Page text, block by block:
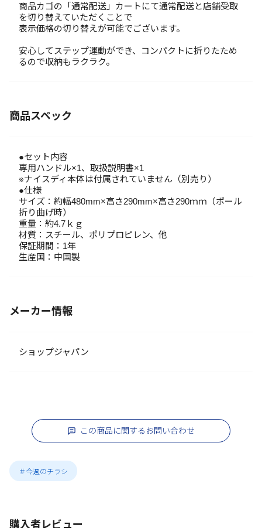
商品カゴの「通常配送」カートにて通常配送と店舗受取
を切り替えていただくことで
表示価格の切り替えが可能でございます。
安心してステップ運動ができ、コンパクトに折りたため
るので収納もラクラク。
商品スペック
●セット内容
専用ハンドル×1、取扱説明書×1
※ナイスディ本体は付属されていません（別売り）
●仕様
サイズ：約幅480mm×高さ290mm×高さ290ｍｍ（ポール
折り曲げ時）
重量：約4.7ｋｇ
材質：スチール、ポリプロピレン、他
保証期間：1年
生産国：中国製
メーカー情報
ショップジャパン
この商品に関するお問い合わせ
＃今週のチラシ
購入者レビュー